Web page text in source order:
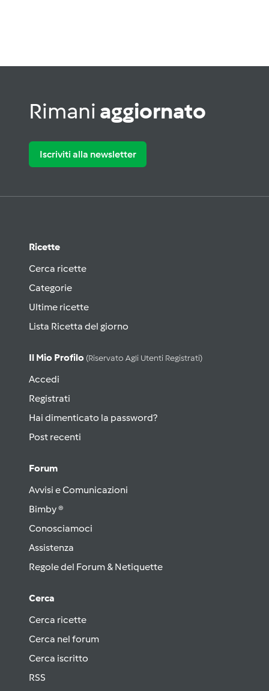
Rimani aggiornato
Iscriviti alla newsletter
Ricette
Cerca ricette
Categorie
Ultime ricette
Lista Ricetta del giorno
Il Mio Profilo (riservato Agli Utenti Registrati)
Accedi
Registrati
Hai dimenticato la password?
Post recenti
Forum
Avvisi e Comunicazioni
Bimby ®
Conosciamoci
Assistenza
Regole del Forum & Netiquette
Cerca
Cerca ricette
Cerca nel forum
Cerca iscritto
RSS